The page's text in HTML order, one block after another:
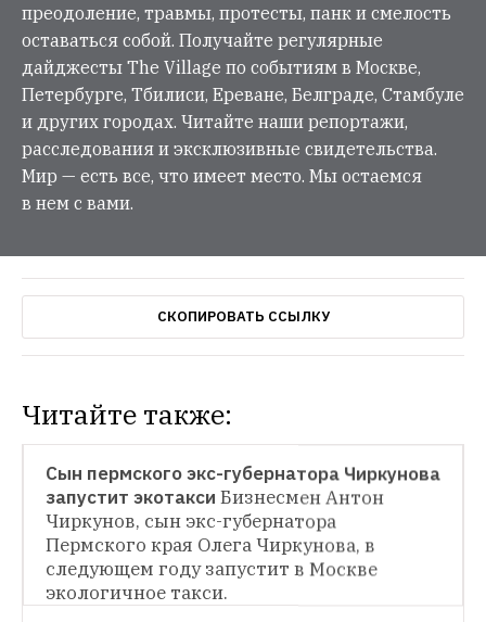
преодоление, травмы, протесты, панк и смелость
оставаться собой. Получайте регулярные
дайджесты The Village по событиям в Москве,
Петербурге, Тбилиси, Ереване, Белграде, Стамбуле
и других городах. Читайте наши репортажи,
расследования и эксклюзивные свидетельства.
Мир — есть все, что имеет место. Мы остаемся
в нем с вами.
СКОПИРОВАТЬ ССЫЛКУ
Читайте также:
НОВОСТИ
Сервис заказа такси GetTaxi выходит на
рынок США и привлекает ещё $12 млн
инвестиций До этого сервис был доступен
только в Израиле, Великобритании и
HOPES & FEARS
Сын пермского экс-губернатора Чиркунова
запустит экотакси Бизнесмен Антон
Чиркунов, сын экс-губернатора
Пермского края Олега Чиркунова, в
следующем году запустит в Москве
экологичное такси.